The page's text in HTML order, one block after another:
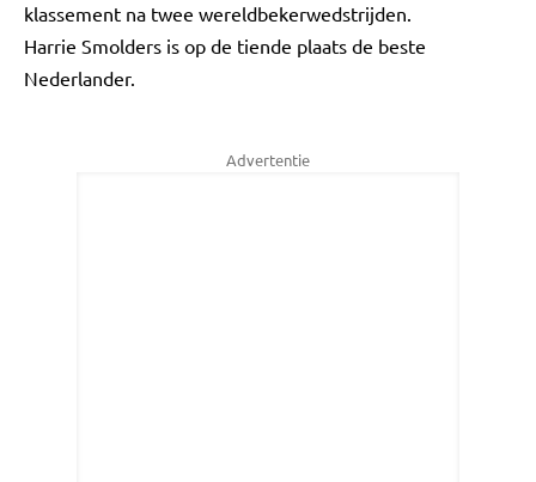
klassement na twee wereldbekerwedstrijden.
Harrie Smolders is op de tiende plaats de beste
Nederlander.
Advertentie